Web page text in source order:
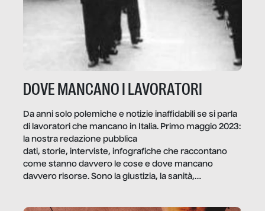
DOVE MANCANO I LAVORATORI
Da anni solo polemiche e notizie inaffidabili se si parla
di lavoratori che mancano in Italia. Primo maggio 2023:
la nostra redazione pubblica
dati, storie, interviste, infografiche che raccontano
come stanno davvero le cose e dove mancano
davvero risorse. Sono la giustizia, la sanità,